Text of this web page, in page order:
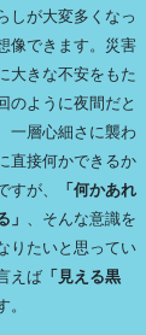
しが大変多くなっ
像できます。災害
大きな不安をもた
のように夜間だと
一層心細さに襲わ
直接何かできるか
すが、
「何かあれ
」 、そんな意識を
りたいと思ってい
えば「見える黒